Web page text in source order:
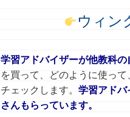
ウィン
学習アドバイザーが他教科の
を買って、どのように使っ
チェックします。 学習アドバ
さんもらっています。